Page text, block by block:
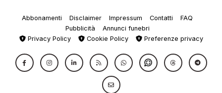
Abbonamenti Disclaimer Impressum Contatti
FAQ
Pubblicità
Annunci funebri
Privacy Policy
Cookie Policy Preferenze privacy